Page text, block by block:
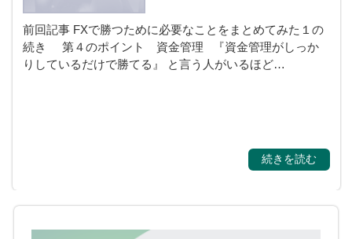
前回記事 FXで勝つために必要なことをまとめてみた１の
続き 第４のポイント 資金管理 『資金管理がしっか
りしているだけで勝てる』 と言う人がいるほど…
続きを読む